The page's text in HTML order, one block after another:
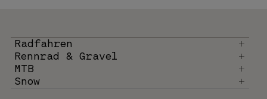
Radfahren
Rennrad & Gravel
MTB
Snow